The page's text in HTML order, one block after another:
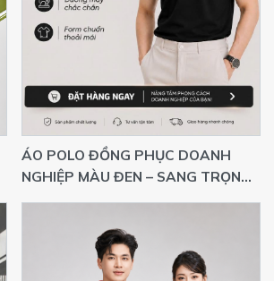
ÁO POLO ĐỒNG PHỤC DOANH
NGHIỆP MÀU ĐEN – SANG TRỌNG
& CHUYÊN NGHIỆP